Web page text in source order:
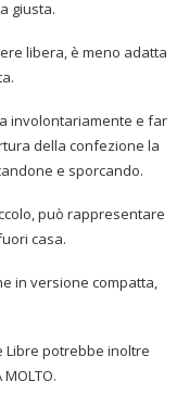
giusta.
libera, è meno adatta
involontariamente e far
della confezione la
e sporcando.
può rappresentare
casa.
in versione compatta,
Libre potrebbe inoltre